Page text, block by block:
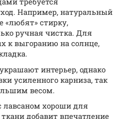
Например, натуральный
«любят» стирку,
ручная чистка. Для
к выгоранию на солнце,
интерьер, однако
усиленного карниза, так
весом.
хороши для
добавит впечатление